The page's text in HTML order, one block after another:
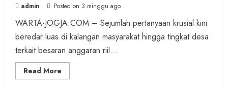
admin Posted on 3 minggu ago
WARTA-JOGJA.COM – Sejumlah pertanyaan krusial kini
beredar luas di kalangan masyarakat hingga tingkat desa
terkait besaran anggaran riil...
Read More
more